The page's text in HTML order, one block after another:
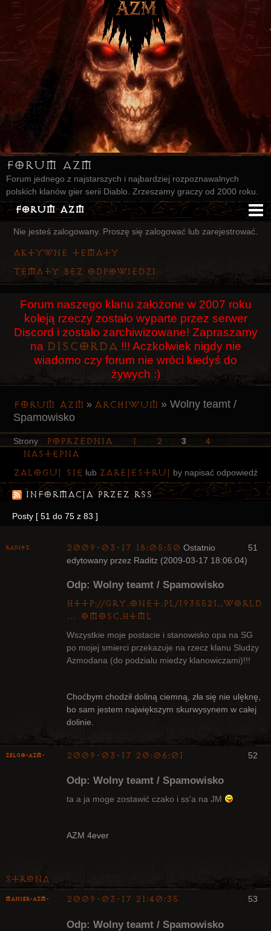
Forum AZM
Forum jednego z najstarszych i najbardziej rozpoznawalnych
polskich klanów gier serii Diablo. Zrzeszamy graczy od 2000 roku.
Forum AZM
Strona AZM
Główna
Użytkownicy
Szukaj
Rejestracja
Logowanie
Nie jesteś zalogowany. Proszę się zalogować lub zarejestrować.
Aktywne tematy
Tematy bez odpowiedzi
Forum naszego klanu założone w 2007 roku
koleją rzeczy zostało wyparte przez serwer
Discord i zostało zarchiwizowane! Zapraszamy
na Discorda !!! Aczkolwiek nigdy nie
wiadomo czy forum nie wróci kiedyś do
żywych :)
Forum AZM » Archiwum »Wolny teamt /
Spamowisko
Strony Poprzednia 1 2 3
4
Następna
Zaloguj się lub zarejestruj by napisać odpowiedź
Informacja przez RSS
Posty [ 51 do 75 z 83 ]
51
Raditz 2009-03-17 18:05:50 Ostatnio
edytowany przez Raditz (2009-03-17 18:06:04)
Odp: Wolny teamt / Spamowisko
http://gry.onet.pl/
… omosc.html
Wszystkie moje postacie i stanowisko opa na SG
po mojej smierci przekazuje na rzecz klanu Sludzy
Azmodana (do podzialu miedzy klanowiczami)!!!
Choćbym chodził doliną ciemną, zła się nie ulęknę,
bo sam jestem największym skurwysynem w całej
dolinie.
52
ZelgO-AZM- 2009-03-17 20:06:01
Odp: Wolny teamt / Spamowisko
ta a ja moge zostawić czako i ss'a na JM
AZM 4ever
Strona
53
Maniek-AZM- 2009-03-17 21:40:35
Odp: Wolny teamt / Spamowisko